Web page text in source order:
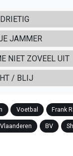
JAMMER
NIET ZOVEEL UIT
/ BLIJ
Voetbal Frank
Vlaanderen BV